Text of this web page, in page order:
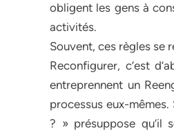
obligent les gens à
activités.
Souvent, ces règles se
Reconfigurer, c’est
entreprennent un
processus eux-
? » présuppose qu’il